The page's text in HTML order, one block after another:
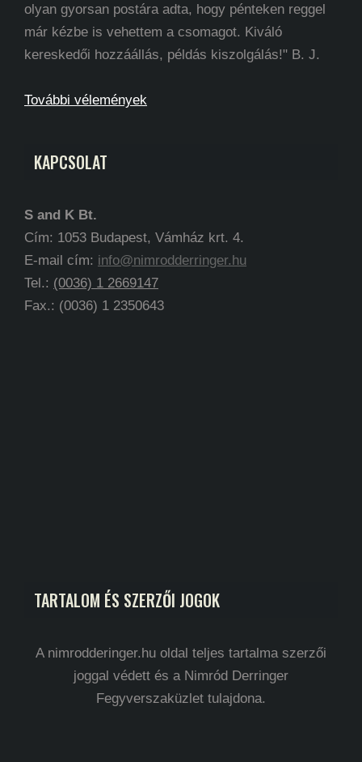
olyan gyorsan postára adta, hogy pénteken reggel
már kézbe is vehettem a csomagot. Kiváló
kereskedői hozzáállás, példás kiszolgálás!" B. J.
További vélemények
KAPCSOLAT
S and K Bt.
Cím: 1053 Budapest, Vámház krt. 4.
E-mail cím: info@nimrodderringer.hu
Tel.: (0036) 1 2669147
Fax.: (0036) 1 2350643
TARTALOM ÉS SZERZŐI JOGOK
A nimrodderinger.hu oldal teljes tartalma szerzői
joggal védett és a Nimród Derringer
Fegyverszaküzlet tulajdona.